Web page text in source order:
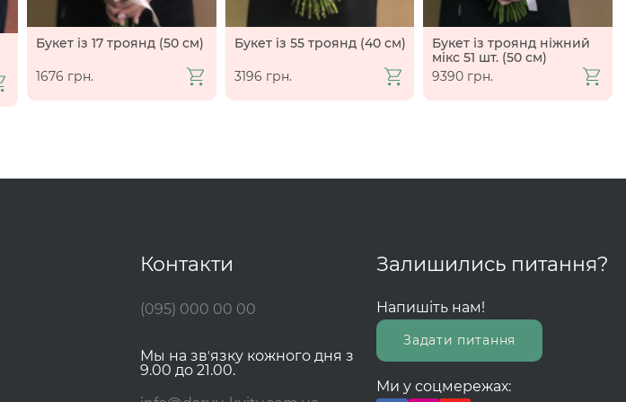
Букет із 17 троянд (50 см)
1676 грн.
Букет із 55 троянд (40 см)
3196 грн.
Букет із троянд ніжний
мікс 51 шт. (50 см)
9390 грн.
Контакти
(095) 000 00 00
Мы на звʼязку кожного дня з
9.00 до 21.00.
Залишились питання?
Напишіть нам!
Задати питання
Ми у соцмережах: